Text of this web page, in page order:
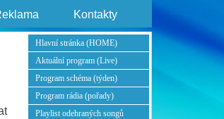
Kontakty
Hlavní stránka (HOME)
Aktuální program (Live)
Program schéma (týden)
Program rádia (pořady)
Playlist odehraných songů